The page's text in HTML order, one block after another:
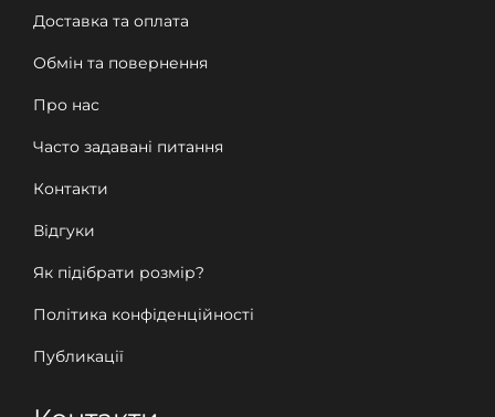
Доставка та оплата
Обмін та повернення
Про нас
Часто задавані питання
Контакти
Відгуки
Як підібрати розмір?
Політика конфіденційності
Публикації